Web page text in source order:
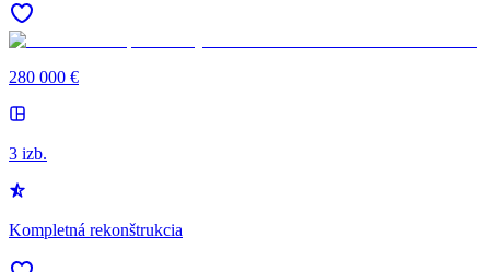
280 000 €
3 izb.
Kompletná rekonštrukcia